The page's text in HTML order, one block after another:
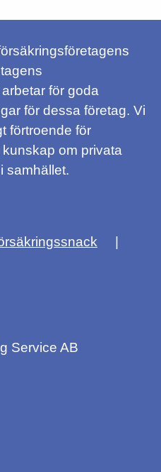
för goda
för dessa företag. Vi
förtroende för
om privata
samhället.
Service AB